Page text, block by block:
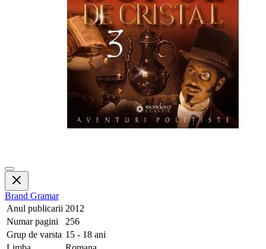
Brand Gramar
Anul publicarii 2012
Numar pagini
256
Grup de varsta 15 - 18 ani